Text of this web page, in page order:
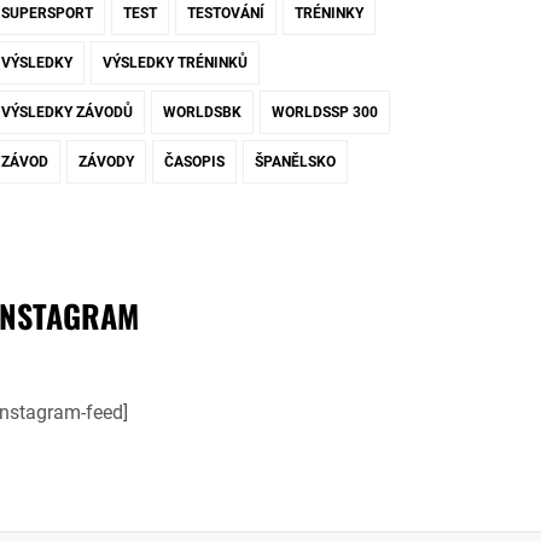
SUPERSPORT TEST TESTOVÁNÍ TRÉNINKY
VÝSLEDKY VÝSLEDKY TRÉNINKŮ
VÝSLEDKY ZÁVODŮ WORLDSBK WORLDSSP 300
ZÁVOD ZÁVODY ČASOPIS ŠPANĚLSKO
feed]